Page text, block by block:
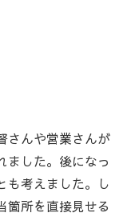
さんや営業さんが
ました。後になっ
も考えました。し
箇所を直接見せる